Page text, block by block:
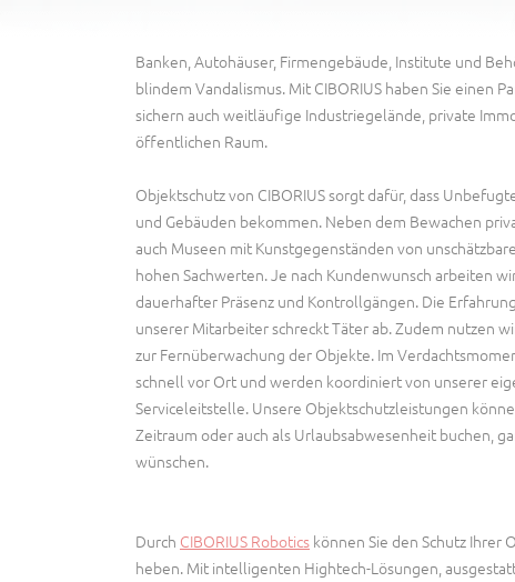
Banken, Autohäuser, Firmengebäude, Institute und
blindem Vandalismus. Mit CIBORIUS haben Sie einen
sichern auch weitläufige Industriegelände, private
öffentlichen Raum.
Objektschutz von CIBORIUS sorgt dafür, dass
und Gebäuden bekommen. Neben dem Bewachen
auch Museen mit Kunstgegenständen von
hohen Sachwerten. Je nach Kundenwunsch arbeiten
dauerhafter Präsenz und Kontrollgängen. Die
unserer Mitarbeiter schreckt Täter ab. Zudem nutzen
zur Fernüberwachung der Objekte. Im
schnell vor Ort und werden koordiniert von unserer
Serviceleitstelle. Unsere Objektschutzleistungen
Zeitraum oder auch als Urlaubsabwesenheit buchen,
wünschen.
Durch CIBORIUS Robotics können Sie den Schutz Ihrer
heben. Mit intelligenten Hightech-Lösungen,